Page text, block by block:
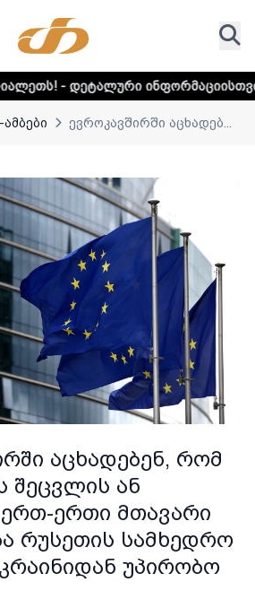
ინფორმაციისთვის დააკლიკეთ
ევროკავშირში აცხადებ...
აცხადებენ, რომ
შეცვლის ან
ერთ-ერთი მთავარი
რუსეთის სამხედრო
უპირობო